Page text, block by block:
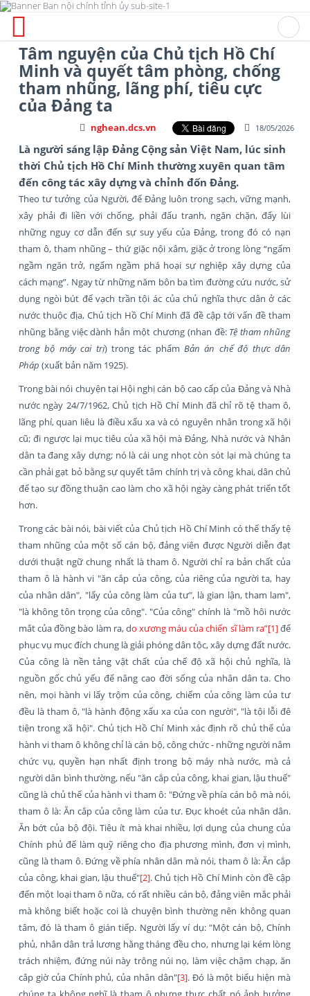
Tâm nguyện của Chủ tịch Hồ Chí
Minh và quyết tâm phòng, chống
tham nhũng, lãng phí, tiêu cực
của Đảng ta
18/05/2026
nghean.dcs.vn
Là người sáng lập Đảng Cộng sản Việt Nam, lúc sinh
thời Chủ tịch Hồ Chí Minh thường xuyên quan tâm
đến công tác xây dựng và chỉnh đốn Đảng.
Theo tư tưởng của Người, để Đảng luôn trong sạch, vững mạnh,
xây phải đi liền với chống, phải đấu tranh, ngăn chặn, đẩy lùi
những nguy cơ dẫn đến sự suy yếu của Đảng, trong đó có nạn
tham ô, tham nhũng – thứ giặc nội xâm, giặc ở trong lòng “ngấm
ngầm ngăn trở, ngấm ngầm phá hoại sự nghiệp xây dựng của
cách mạng”. Ngay từ những năm bôn ba tìm đường cứu nước, sử
dụng ngòi bút để vạch trần tội ác của chủ nghĩa thực dân ở các
nước thuộc địa, Chủ tịch Hồ Chí Minh đã đề cập tới vấn đề tham
nhũng bằng việc dành hẳn một chương (nhan đề: Tệ tham nhũng
trong bộ máy cai trị) trong tác phẩmBản án chế độ thực dân
Pháp (xuất bản năm 1925).
Trong bài nói chuyện tại Hội nghị cán bộ cao cấp của Đảng và Nhà
nước ngày 24/7/1962, Chủ tịch Hồ Chí Minh đã chỉ rõ tệ tham ô,
lãng phí, quan liêu là điều xấu xa và có nguyên nhân trong xã hội
cũ; đi ngược lại mục tiêu của xã hội mà Đảng, Nhà nước và Nhân
dân ta đang xây dựng; nó là cái ung nhọt còn sót lại mà chúng ta
cần phải gạt bỏ bằng sự quyết tâm chính trị và công khai, dân chủ
để tạo sự đồng thuận cao làm cho xã hội ngày càng phát triển tốt
hơn.
Trong các bài nói, bài viết của Chủ tịch Hồ Chí Minh có thể thấy tệ
tham nhũng của một số cán bộ, đảng viên được Người diễn đạt
dưới thuật ngữ chung nhất là tham ô. Người chỉ ra bản chất của
tham ô là hành vi "ăn cắp của công, của riêng của người ta, hay
của nhân dân", "lấy của công làm của tư", là gian lận, tham lam",
"là không tôn trọng của công". "Của công" chính là "mồ hôi nước
mắt của đồng bào làm ra, do xương máu của chiến sĩ làm ra”[1]để
phục vụ mục đích chung là giải phóng dân tộc, xây dựng đất nước.
Của công là nền tảng vật chất của chế độ xã hội chủ nghĩa, là
nguồn gốc chủ yếu để nâng cao đời sống của nhân dân ta. Cho
nên, mọi hành vi lấy trộm của công, chiếm của công làm của tư
đều là tham ô, "là hành động xấu xa của con người", "là tội lỗi đê
tiện trong xã hội". Chủ tịch Hồ Chí Minh xác định rõ chủ thể của
hành vi tham ô không chỉ là cán bộ, công chức - những người nắm
chức vụ, quyền hạn nhất định trong bộ máy nhà nước, mà cả
người dân bình thường, nếu "ăn cắp của công, khai gian, lậu thuế"
cũng là chủ thể của hành vi tham ô: "Đứng về phía cán bộ mà nói,
tham ô là: Ăn cắp của công làm của tư. Đục khoét của nhân dân.
Ăn bớt của bộ đội. Tiêu ít mà khai nhiều, lợi dụng của chung của
Chính phủ để làm quỹ riêng cho địa phương mình, đơn vị mình,
cũng là tham ô. Đứng về phía nhân dân mà nói, tham ô là: Ăn cắp
của công, khai gian, lậu thuế"[2]. Chủ tịch Hồ Chí Minh còn đề cập
đến một loại tham ô nữa, có rất nhiều cán bộ, đảng viên mắc phải
mà không biết hoặc coi là chuyện bình thường nên không quan
tâm, đó là tham ô gián tiếp. Người lấy ví dụ: "Một cán bộ, Chính
phủ, nhân dân trả lương hằng tháng đều cho, nhưng lại kém lòng
trách nhiệm, đứng núi này trông núi nọ, làm việc chậm chạp, ăn
cắp giờ của Chính phủ, của nhân dân"[3]. Đó là một biểu hiện mà